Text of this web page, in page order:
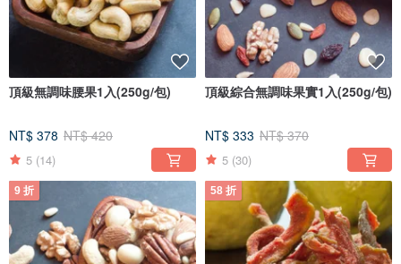
頂級無調味腰果1入(250g/包)
NT$ 378 NT$ 420
5 (14)
頂級綜合無調味果實1入(250g/包)
NT$ 333 NT$ 370
5 (30)
9 折 58 折